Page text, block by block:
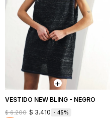
VESTIDO NEW BLING - NEGRO
$ 6.200 $ 3.410 45